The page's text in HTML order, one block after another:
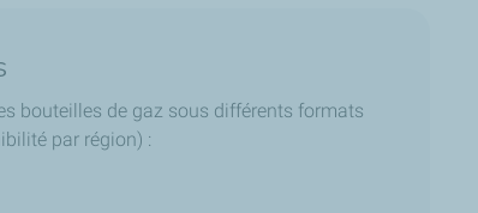
bouteilles de gaz sous différents formats
par région) :